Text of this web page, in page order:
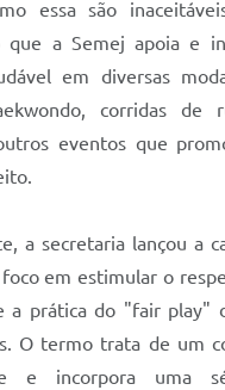
essa são
que a Semej apoia e
em diversas
corridas de
eventos que
a secretaria lançou a
em estimular o
a prática do "fair play"
O termo trata de um
e incorpora uma